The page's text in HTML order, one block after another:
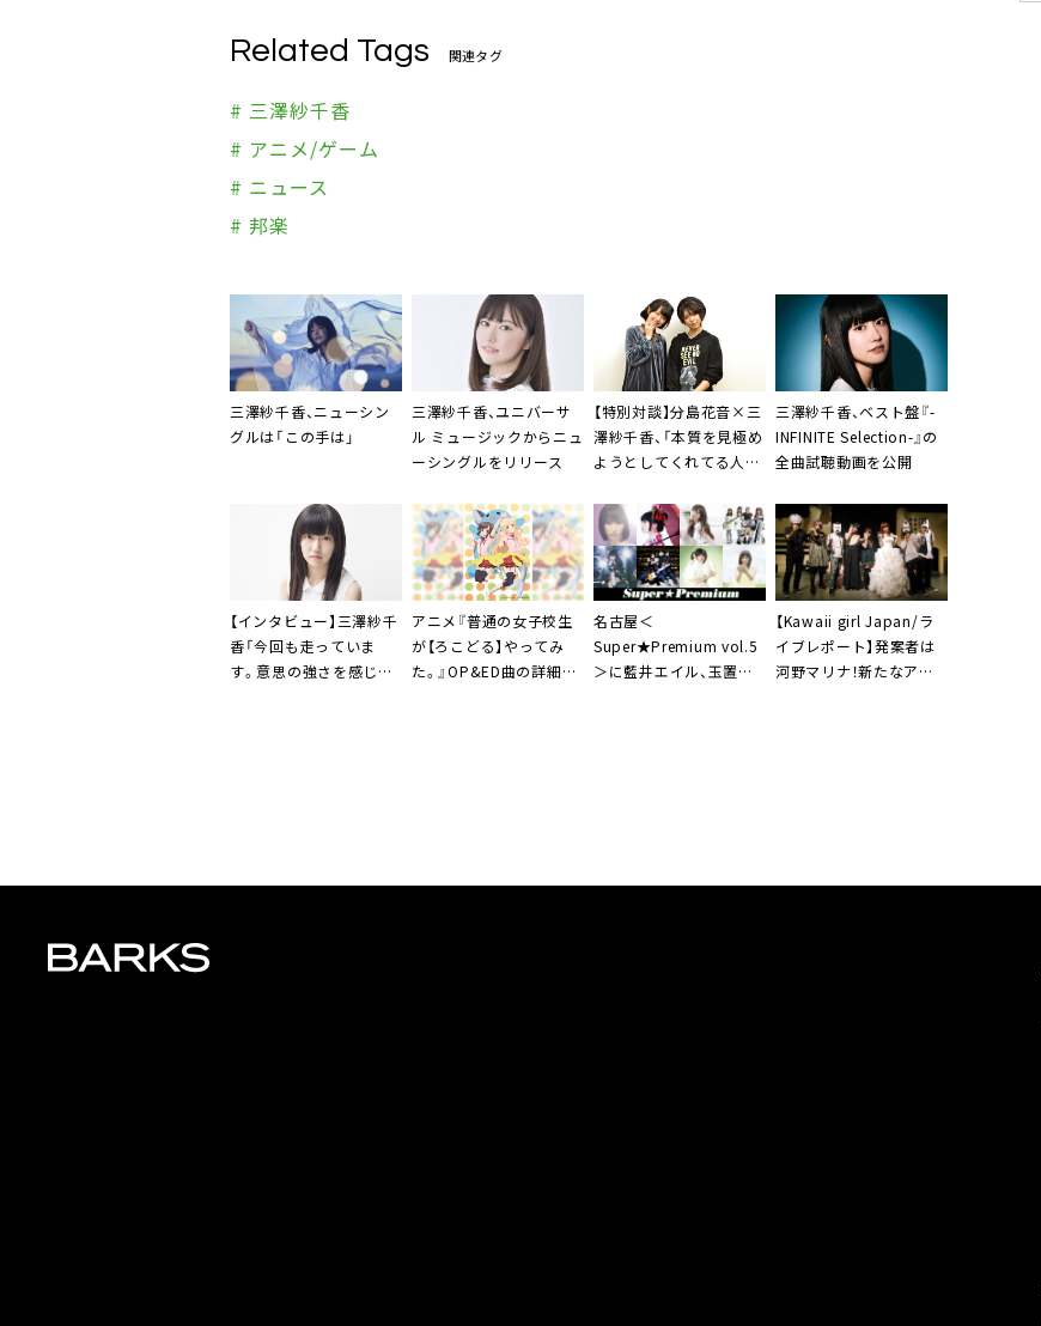
Related Tags 関連タグ
# 三澤紗千香
# アニメ/ゲーム
# ニュース
# 邦楽
三澤紗千香、ニューシン
グルは「この手は」
三澤紗千香、ユニバーサ
ル ミュージックからニュ
ーシングルをリリース
【特別対談】分島花音× 三
澤紗千香、「本質を見極め
ようとしてくれてる人だ
い？ ホントに思ってる
（笑）」
三澤紗千香、ベスト盤『-
INFINITE Selection-』の
全曲試聴動画を公開
【インタビュー】 三澤紗千
香「今回も走っていま
す。意思の強さを感じる
アニメ 『普通の女子校生
が【ろこどる】やってみ
た。』OP&ED曲の詳細が
名古屋＜
Super★Premium vol.5
＞に藍井エイル、 玉置成
【Kawaii girl Japan/ラ
イブレポート】発案者は
河野マリナ！新たなアニ